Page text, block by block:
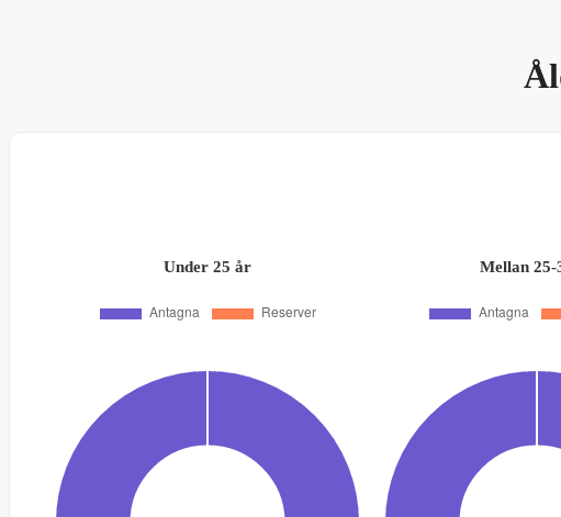
Under 25 år Mellan 25-